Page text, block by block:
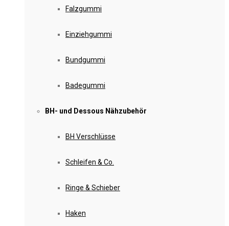
Falzgummi
Einziehgummi
Bundgummi
Badegummi
BH- und Dessous Nähzubehör
BH Verschlüsse
Schleifen & Co.
Ringe & Schieber
Haken